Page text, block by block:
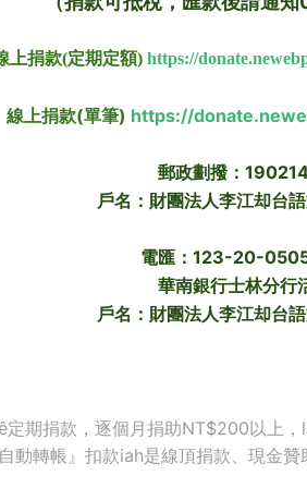
上捐款(定期定額) https://
線上捐款(單筆) https://
郵政劃撥：
戶名：財團法人李江却台
電匯：123-20-
華南銀行士林分行
戶名：財團法人李江却台
期捐款，逐個月捐助NT$200以上
動轉帳』扣款iah是線頂捐款、現金贊